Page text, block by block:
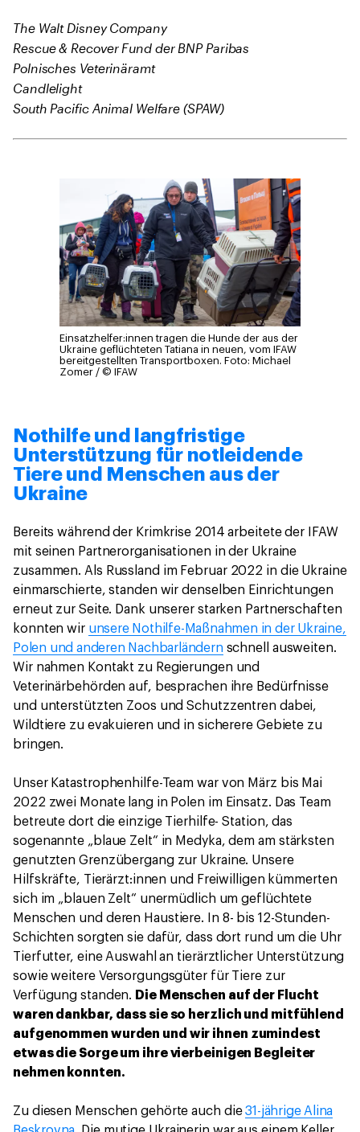
The Walt Disney Company
Rescue & Recover Fund der BNP Paribas
Polnisches Veterinäramt
Candlelight
South Pacific Animal Welfare (SPAW)
Einsatzhelfer:innen tragen die Hunde der aus der
Ukraine geflüchteten Tatiana in neuen, vom IFAW
bereitgestellten Transportboxen. Foto: Michael
Zomer / © IFAW
Nothilfe und langfristige
Unterstützung für notleidende
Tiere und Menschen aus der
Ukraine
Bereits während der Krimkrise 2014 arbeitete der IFAW
mit seinen Partnerorganisationen in der Ukraine
zusammen. Als Russland im Februar 2022 in die Ukraine
einmarschierte, standen wir denselben Einrichtungen
erneut zur Seite. Dank unserer starken Partnerschaften
konnten wir unsere Nothilfe-Maßnahmen in der Ukraine,
Polen und anderen Nachbarländernschnell ausweiten.
Wir nahmen Kontakt zu Regierungen und
Veterinärbehörden auf, besprachen ihre Bedürfnisse
und unterstützten Zoos und Schutzzentren dabei,
Wildtiere zu evakuieren und in sicherere Gebiete zu
bringen.
Unser Katastrophenhilfe-Team war von März bis Mai
2022 zwei Monate lang in Polen im Einsatz. Das Team
betreute dort die einzige Tierhilfe- Station, das
sogenannte „blaue Zelt“ in Medyka, dem am stärksten
genutzten Grenzübergang zur Ukraine. Unsere
Hilfskräfte, Tierärzt:innen und Freiwilligen kümmerten
sich im „blauen Zelt“ unermüdlich um geflüchtete
Menschen und deren Haustiere. In 8- bis 12-Stunden-
Schichten sorgten sie dafür, dass dort rund um die Uhr
Tierfutter, eine Auswahl an tierärztlicher Unterstützung
sowie weitere Versorgungsgüter für Tiere zur
Verfügung standen. Die Menschen auf der Flucht
waren dankbar, dass sie so herzlich und mitfühlend
aufgenommen wurden und wir ihnen zumindest
etwas die Sorge um ihre vierbeinigen Begleiter
nehmen konnten.
Zu diesen Menschen gehörte auch die31-jährige Alina